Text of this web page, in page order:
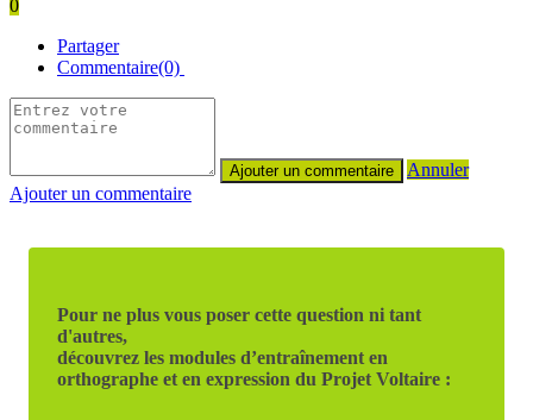
0
Partager
Commentaire(0)
Annuler
Ajouter un commentaire
Pour ne plus vous poser cette question ni tant
d'autres,
découvrez les modules d’entraînement en
orthographe et en expression du Projet Voltaire :